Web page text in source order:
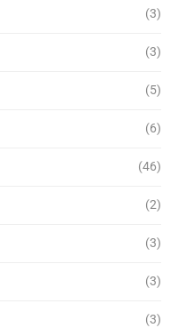
(3)
(3)
(5)
(6)
(46)
(2)
(3)
(3)
(3)